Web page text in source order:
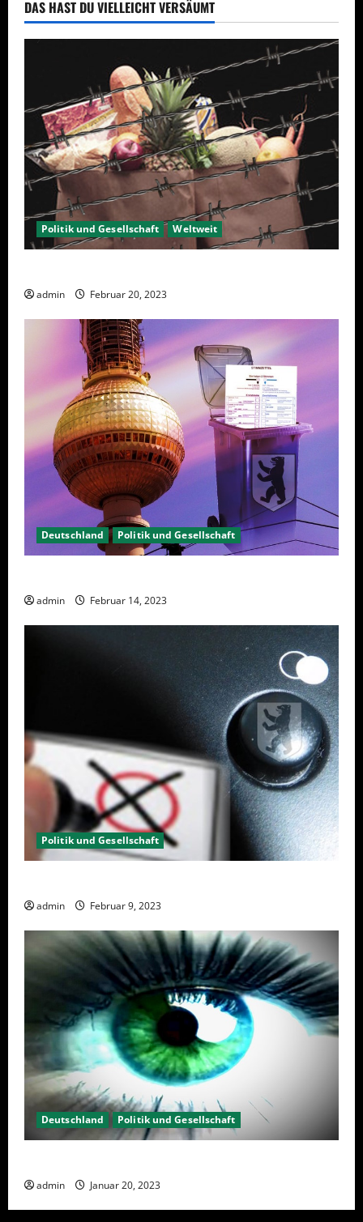
DAS HAST DU VIELLEICHT VERSÄUMT
Politik und Gesellschaft Weltweit
admin Februar 20, 2023
Deutschland Politik und Gesellschaft
admin Februar 14, 2023
Politik und Gesellschaft
admin Februar 9, 2023
Deutschland Politik und Gesellschaft
admin Januar 20, 2023